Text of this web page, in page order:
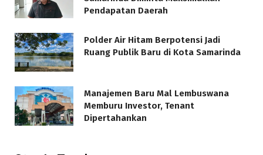
Pendapatan Daerah
Polder Air Hitam Berpotensi Jadi
Ruang Publik Baru di Kota Samarinda
Manajemen Baru Mal Lembuswana
Memburu Investor, Tenant
Dipertahankan